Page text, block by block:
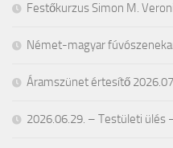
Festőkurzus Simon M.
Német-magyar
Áramszünet értesítő
2026.06.29. – Testületi ülés